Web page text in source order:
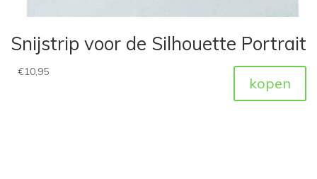
Snijstrip voor de Silhouette Portrait
€10,95
kopen